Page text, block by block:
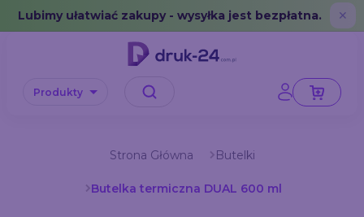
Error: No data in cache or invalid format
Lubimy ułatwiać zakupy - wysyłka jest bezpłatna. ✕
Produkty
Strona Główna Butelki
Butelka termiczna DUAL 600 ml